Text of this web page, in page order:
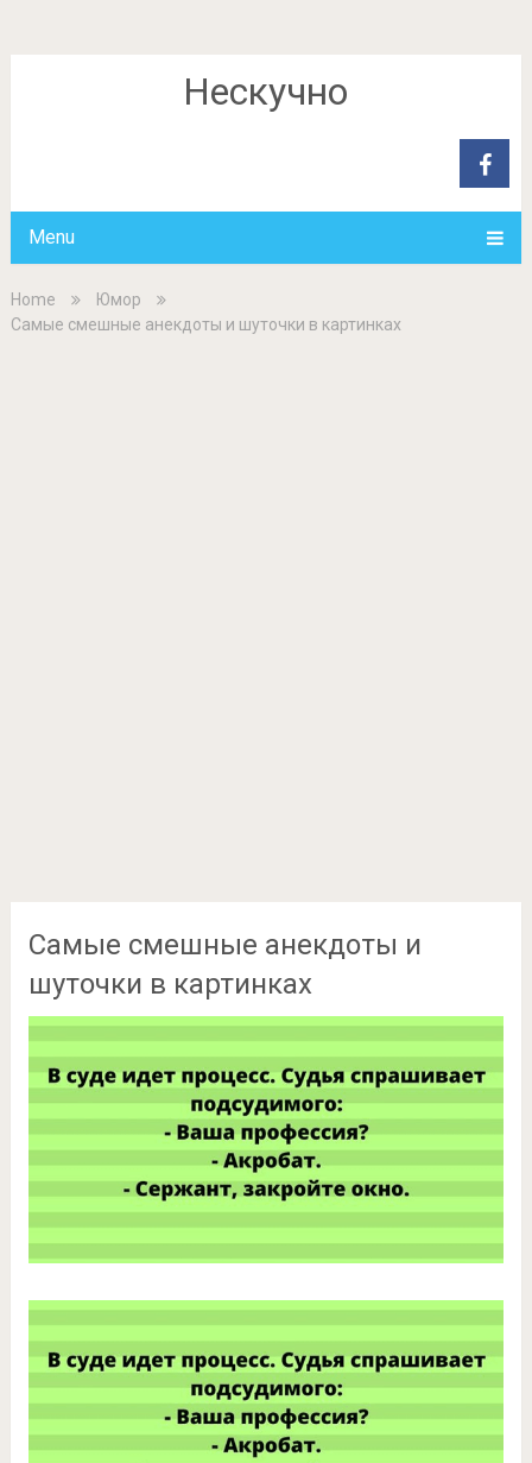
Нескучно
Menu
Home
Юмор
Самые смешные анекдоты и шуточки в картинках
Самые смешные анекдоты и
шуточки в картинках